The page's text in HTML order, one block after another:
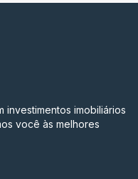
investimentos imobiliários
você às melhores